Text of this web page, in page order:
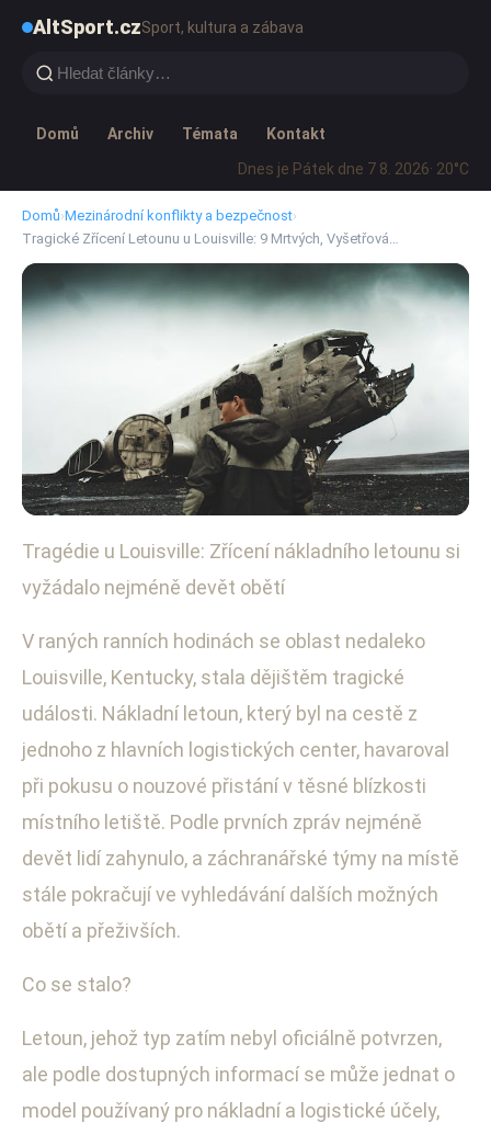
AltSport.czSport, kultura a zábava
Domů Archiv Témata
Kontakt
Dnes je Pátek dne 7 8. 2026· 20°C
Domů›Mezinárodní konflikty a bezpečnost›
Tragické Zřícení Letounu u Louisville: 9 Mrtvých, Vyšetřová…
Mezinárodní konflikty a bezpečnost
Tragické Zřícení Letounu u
Louisville: 9 Mrtvých, Vyšetřování
Probíhá
Tragédie u Louisville: Zřícení nákladního letounu si
vyžádalo nejméně devět obětí
V raných ranních hodinách se oblast nedaleko
Louisville, Kentucky, stala dějištěm tragické
události. Nákladní letoun, který byl na cestě z
jednoho z hlavních logistických center, havaroval
při pokusu o nouzové přistání v těsné blízkosti
místního letiště. Podle prvních zpráv nejméně
devět lidí zahynulo, a záchranářské týmy na místě
stále pokračují ve vyhledávání dalších možných
obětí a přeživších.
Co se stalo?
Letoun, jehož typ zatím nebyl oficiálně potvrzen,
ale podle dostupných informací se může jednat o
model používaný pro nákladní a logistické účely,